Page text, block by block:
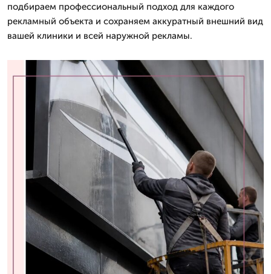
подбираем профессиональный подход для каждого
рекламный объекта и сохраняем аккуратный внешний вид
вашей клиники и всей наружной рекламы.